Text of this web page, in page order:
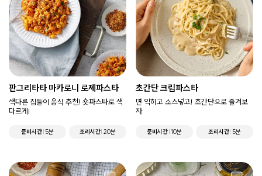
판그리타타 마카로니 로제파스타
색다른 집들이 음식 추천! 숏파스타로 색
다르게!
준비시간 5분 조리시간 20분
초간단 크림파스타
면 익히고 소스넣고! 초간단으로 즐겨보
자
준비시간 10분 조리시간 5분